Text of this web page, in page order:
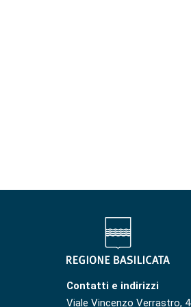
Contatti e indirizzi
Viale Vincenzo Verrastro, 4